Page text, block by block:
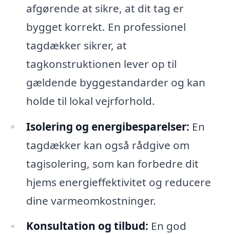
afgørende at sikre, at dit tag er
bygget korrekt. En professionel
tagdækker sikrer, at
tagkonstruktionen lever op til
gældende byggestandarder og kan
holde til lokal vejrforhold.
Isolering og energibesparelser: En
tagdækker kan også rådgive om
tagisolering, som kan forbedre dit
hjems energieffektivitet og reducere
dine varmeomkostninger.
Konsultation og tilbud: En god